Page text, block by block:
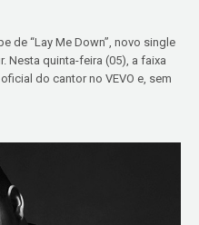
de “Lay Me Down”, novo single
Nesta quinta-feira (05), a faixa
do cantor no VEVO e, sem